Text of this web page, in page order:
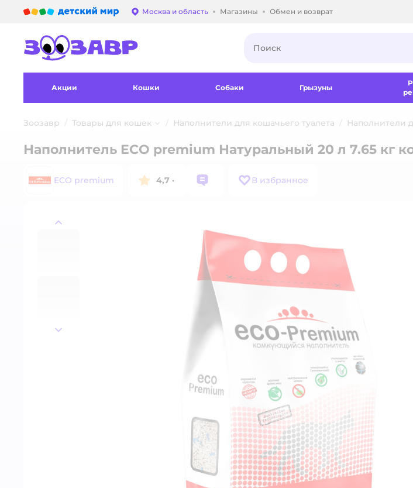
Выбор адреса доставки.
Москва и область Магазины Обмен и возврат
Акции Кошки Собаки Грызуны
Зоозавр Товары для кошек Наполнители для кошачьего туалета Наполнители
назад
далее
Наполнитель ECO premium Натуральный 20 л 7.65 кг
ECO premium 4,7 · В избранное